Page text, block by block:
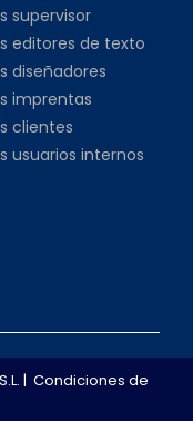
supervisor
editores de texto
diseñadores
imprentas
clientes
usuarios internos
| Condiciones de